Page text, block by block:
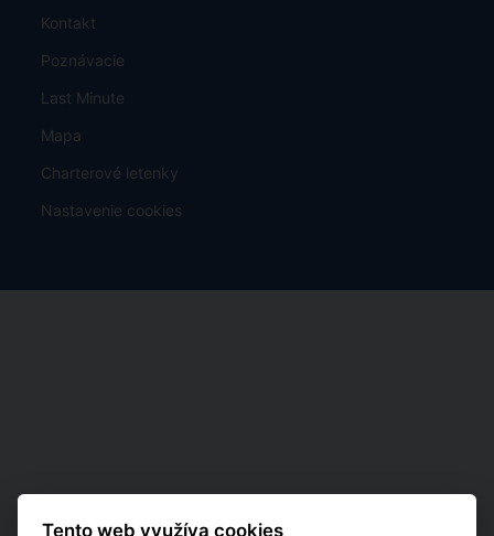
Kontakt
Poznávacie
Last Minute
Mapa
Charterové letenky
Nastavenie cookies
Tento web využíva cookies